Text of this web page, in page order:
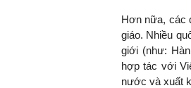
Hơn nữa, các
giáo. Nhiều
giới (như:
hợp tác với
nước và xuất